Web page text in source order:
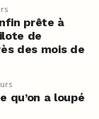
prête à
de
des mois de
qu’on a loupé